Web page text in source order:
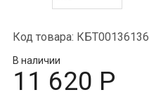
Код товара: КБТ00136136
В наличии
11 620 Р